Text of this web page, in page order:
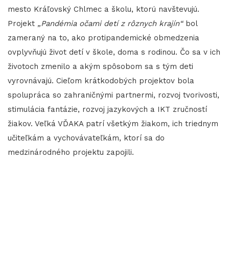
mesto Kráľovský Chlmec a školu, ktorú navštevujú.
Projekt „Pandémia očami detí z rôznych krajín“bol
zameraný na to, ako protipandemické obmedzenia
ovplyvňujú život detí v škole, doma s rodinou. Čo sa v ich
životoch zmenilo a akým spôsobom sa s tým deti
vyrovnávajú. Cieľom krátkodobých projektov bola
spolupráca so zahraničnými partnermi, rozvoj tvorivosti,
stimulácia fantázie, rozvoj jazykových a IKT zručností
žiakov. Veľká VĎAKA patrí všetkým žiakom, ich triednym
učiteľkám a vychovávateľkám, ktorí sa do
medzinárodného projektu zapojili.